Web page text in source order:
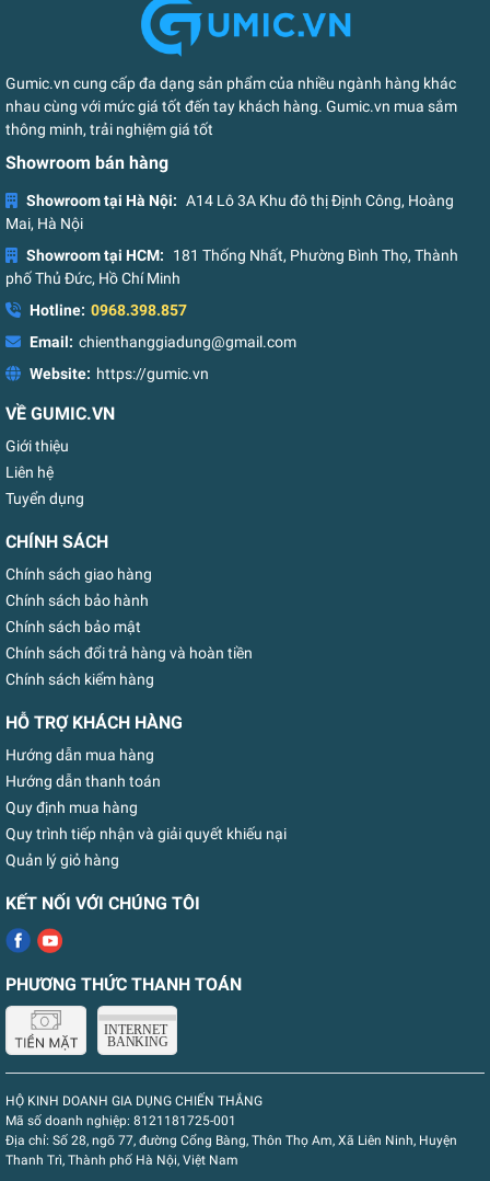
Gumic.vn cung cấp đa dạng sản phẩm của nhiều ngành hàng khác
nhau cùng với mức giá tốt đến tay khách hàng. Gumic.vn mua sắm
thông minh, trải nghiệm giá tốt
Showroom bán hàng
Showroom tại Hà Nội: A14 Lô 3A Khu đô thị Định Công, Hoàng
Mai, Hà Nội
Showroom tại HCM:
181 Thống Nhất, Phường Bình Thọ, Thành
phố Thủ Đức, Hồ Chí Minh
Hotline: 0968.398.857
Email: chienthanggiadung@gmail.com
Website: https://gumic.vn
VỀ GUMIC.VN
Giới thiệu
Liên hệ
Tuyển dụng
CHÍNH SÁCH
Chính sách giao hàng
Chính sách bảo hành
Chính sách bảo mật
Chính sách đổi trả hàng và hoàn tiền
Chính sách kiểm hàng
HỖ TRỢ KHÁCH HÀNG
Hướng dẫn mua hàng
Hướng dẫn thanh toán
Quy định mua hàng
Quy trình tiếp nhận và giải quyết khiếu nại
Quản lý giỏ hàng
KẾT NỐI VỚI CHÚNG TÔI
PHƯƠNG THỨC THANH TOÁN
HỘ KINH DOANH GIA DỤNG CHIẾN THẮNG
Mã số doanh nghiệp: 8121181725-001
Địa chỉ: Số 28, ngõ 77, đường Cổng Bàng, Thôn Thọ Am, Xã Liên Ninh, Huyện
Thanh Trì, Thành phố Hà Nội, Việt Nam